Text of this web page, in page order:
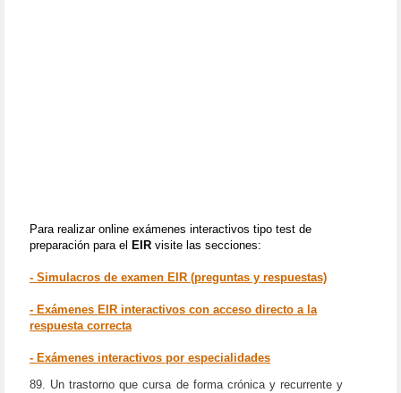
Para realizar online exámenes interactivos tipo test de
preparación para el EIR visite las secciones:
- Simulacros de examen EIR (preguntas y respuestas)
- Exámenes EIR interactivos con acceso directo a la
respuesta correcta
- Exámenes interactivos por especialidades
89. Un trastorno que cursa de forma crónica y recurrente y